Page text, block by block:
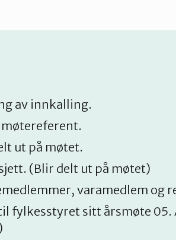
av innkalling.
møtereferent.
ut på møtet.
(Blir delt ut på møtet)
varamedlem og
fylkesstyret sitt årsmøte